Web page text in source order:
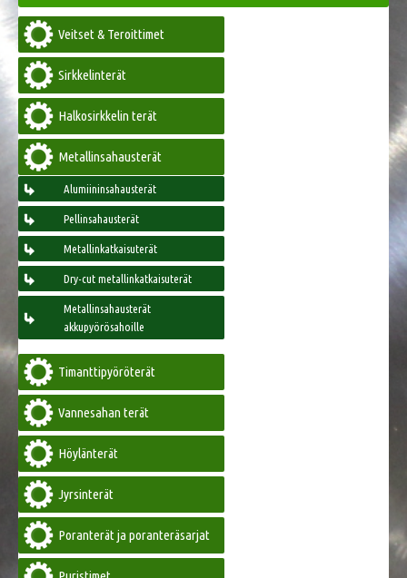
Veitset & Teroittimet
Sirkkelinterät
Halkosirkkelin terät
Metallinsahausterät
Alumiininsahausterät
Pellinsahausterät
Metallinkatkaisuterät
Dry-cut metallinkatkaisuterät
Metallinsahausterät
akkupyörösahoille
Timanttipyöröterät
Vannesahan terät
Höylänterät
Jyrsinterät
Poranterät ja poranteräsarjat